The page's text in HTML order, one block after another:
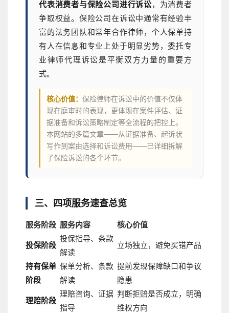
代表消费者与保险公司进行诉讼，为消费者
争取权益。保险公司在诉讼中通常有经验丰
富的法务团队和常年合作律师，个人保单持
有人在信息和专业上处于明显劣势，委托专
业律师代理诉讼是平衡双方力量的重要方
式。
核心价值： 保险律师在诉讼中的价值不仅体
现在庭审时的表现，更体现在案件评估、证
据准备和诉讼策略制定等全流程的把控上。
本网站的多篇文章——从证据准备、起诉状
写作到案由选择和诉讼费用——已详细拆解
了保险诉讼的各个环节。
三、四项服务速查总览
服务阶段 服务内容 核心价值
投保阶段
投保指导、条款
解读
立场独立，避免买错产品
持有保单
阶段
保单分析、条款
解读
提前发现保障缺口和争议
隐患
理赔阶段
理赔咨询、证据
指导
判断拒赔是否成立，明确
维权方向